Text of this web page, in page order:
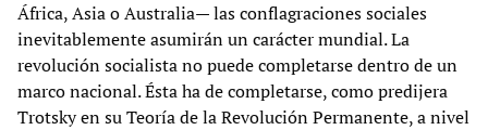
África, Asia o Australia— las conflagraciones sociales
inevitablemente asumirán un carácter mundial. La
revolución socialista no puede completarse dentro de un
marco nacional. Ésta ha de completarse, como predijera
Trotsky en su Teoría de la Revolución Permanente, a nivel